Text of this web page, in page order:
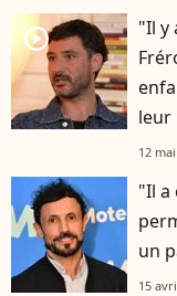
player2
"Il y
leur
12
"Il a
un
15